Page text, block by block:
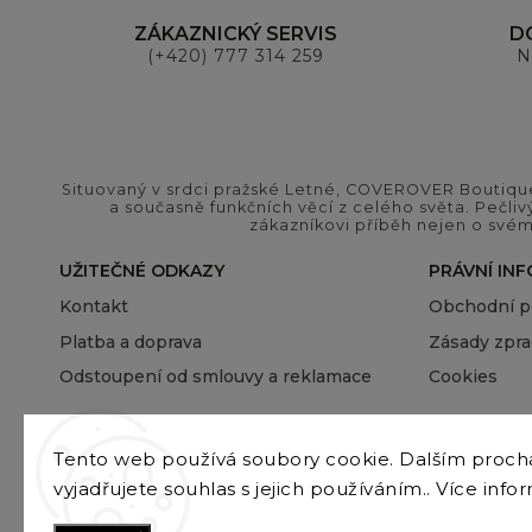
Tento web používá soubory cookie. Dalším
vyjadřujete souhlas s jejich používáním.. Více
ZÁKAZNICKÝ SERVIS
(+420) 777 314 259
Situovaný v srdci pražské Letné, COVEROVER
a současně funkčních věcí z celého světa.
zákazníkovi příběh nejen o
UŽITEČNÉ ODKAZY
Kontakt
Platba a doprava
Odstoupení od smlouvy a reklamace
PRÁVNÍ
Obchodní
Zásady
Cookies